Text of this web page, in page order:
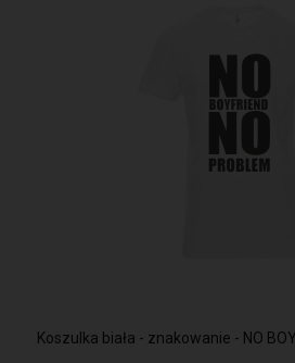
Koszulka biała - znakowanie - NO